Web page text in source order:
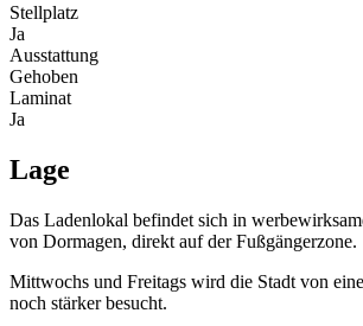
Stellplatz
Ja
Ausstattung
Gehoben
Laminat
Ja
Lage
Das Ladenlokal befindet sich in
von Dormagen, direkt auf der Fußgängerzone.
Mittwochs und Freitags wird die Stadt von
noch stärker besucht.